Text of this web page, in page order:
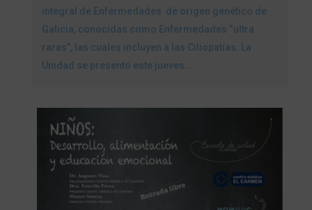
integral de Enfermedades de origen genético de
Galicia, conocidas como Enfermedades “ultra
raras”, las cuales incluyen a las Ciliopatías. La
Unidad se presentó este jueves...